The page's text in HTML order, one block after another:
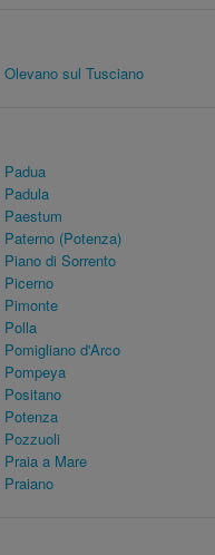
sul Tusciano
(Potenza)
di Sorrento
d'Arco
a Mare